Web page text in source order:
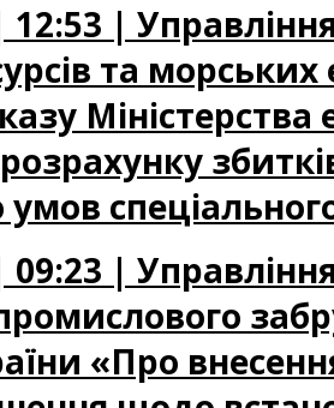
12:53 |
та
09:23 |
«Про